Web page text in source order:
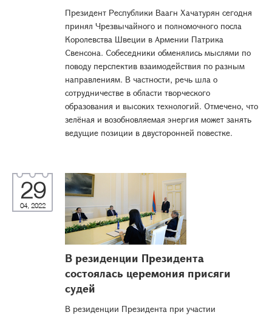
Президент Республики Ваагн Хачатурян сегодня
принял Чрезвычайного и полномочного посла
Королевства Швеции в Армении Патрика
Свенсона. Собеседники обменялись мыслями по
поводу перспектив взаимодействия по разным
направлениям. В частности, речь шла о
сотрудничестве в области творческого
образования и высоких технологий. Отмечено, что
зелёная и возобновляемая энергия может занять
ведущие позиции в двусторонней повестке.
29
04, 2022
В резиденции Президента
состоялась церемония присяги
судей
В резиденции Президента при участии